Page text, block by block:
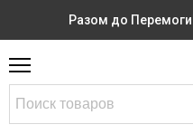
Разом до